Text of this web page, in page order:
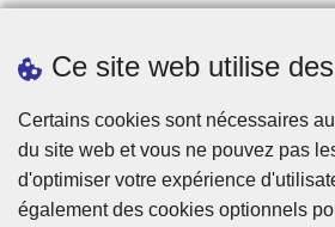
Ce site web utilise
Certains cookies sont nécessaires
du site web et vous ne pouvez pas
d'optimiser votre expérience
également des cookies optionnels
e
r
c
é
d
e
Statistiques